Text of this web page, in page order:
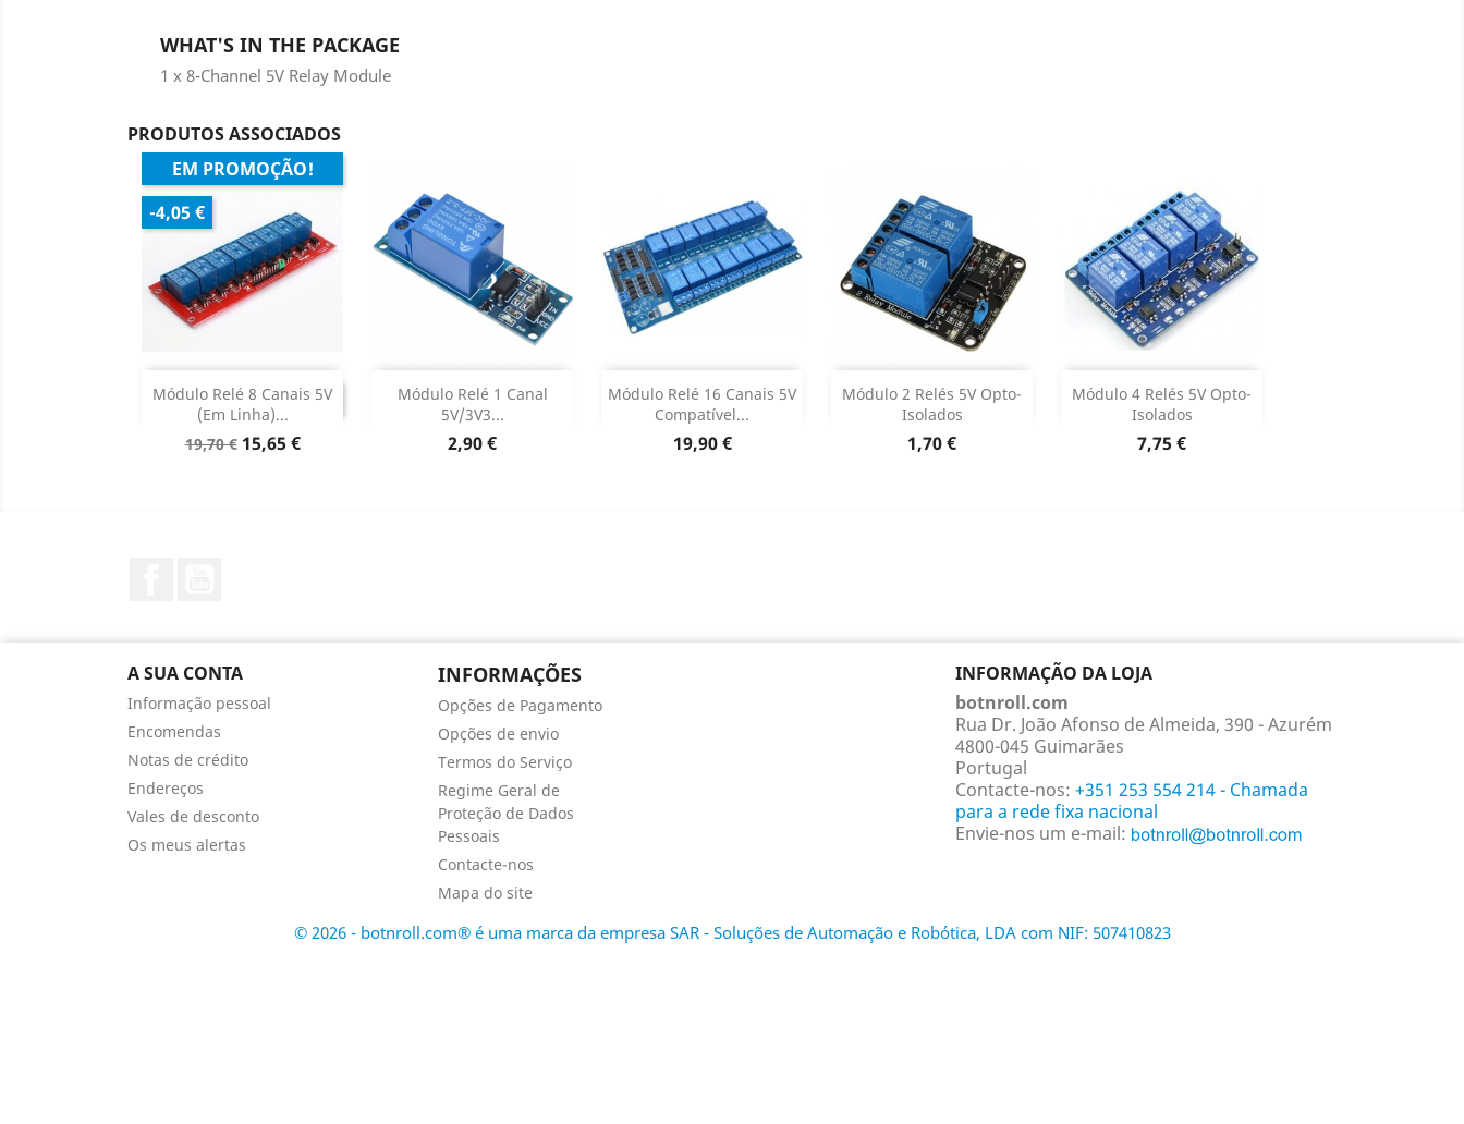
WHAT'S IN THE PACKAGE
1 x 8-Channel 5V Relay Module
PRODUTOS ASSOCIADOS
Módulo Relé 8 Canais 5V
(em Linha)...
Preço
19,70 € Preço
15,65 €
DESCONTINUADO
EM PROMOÇÃO!
-4,05 €
DESCONTINUADO
Módulo Relé 1 Canal
5V/3V3...
Preço
2,90 €
Adicionar 
Dados do produto
Módulo Relé 16 Canais 5V
Compatível...
Preço
19,90 €
Adicionar 
Dados do produto
Módulo 2 Relés 5V Opto-
Isolados
Preço
1,70 €
Adicionar 
Dados do produto
Módulo 4 Relés 5V Opto-
Isolados
Preço
7,75 €
Adicionar 
Dados do produto
A SUA CONTA
Informação pessoal
Encomendas
Notas de crédito
Endereços
Vales de desconto
Os meus alertas
INFORMAÇÕES
Opções de Pagamento
Opções de envio
Termos do Serviço
Regime Geral de
Proteção de Dados
Pessoais
Contacte-nos
Mapa do site
INFORMAÇÃO DA LOJA
botnroll.com
Rua Dr. João Afonso de Almeida, 390 - Azurém
4800-045 Guimarães
Portugal
Contacte-nos: +351 253 554 214 - Chamada
para a rede fixa nacional
Envie-nos um e-mail:
© 2026 - botnroll.com® é uma marca da empresa SAR - Soluções de Automação e Robótica, LDA com NIF: 507410823